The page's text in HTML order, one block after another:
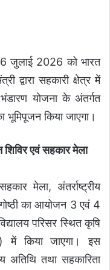
जुलाई 2026 को भारत
द्वारा सहकारी क्षेत्र में
योजना के अंतर्गत
भूमिपूजन किया जाएगा।
शिविर एवं सहकार मेला
मेला, अंतर्राष्ट्रीय
का आयोजन 3 एवं 4
परिसर स्थित कृषि
में किया जाएगा। इस
अतिथि तथा सहकारिता